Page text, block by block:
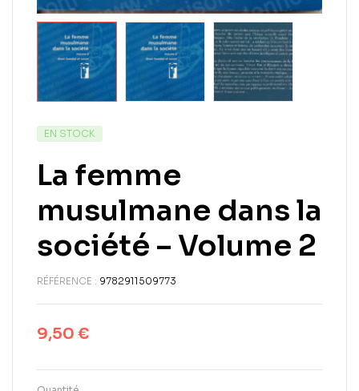
EN STOCK
La femme
musulmane dans la
société – Volume 2
RÉFÉRENCE : 9782911509773
9,50 €